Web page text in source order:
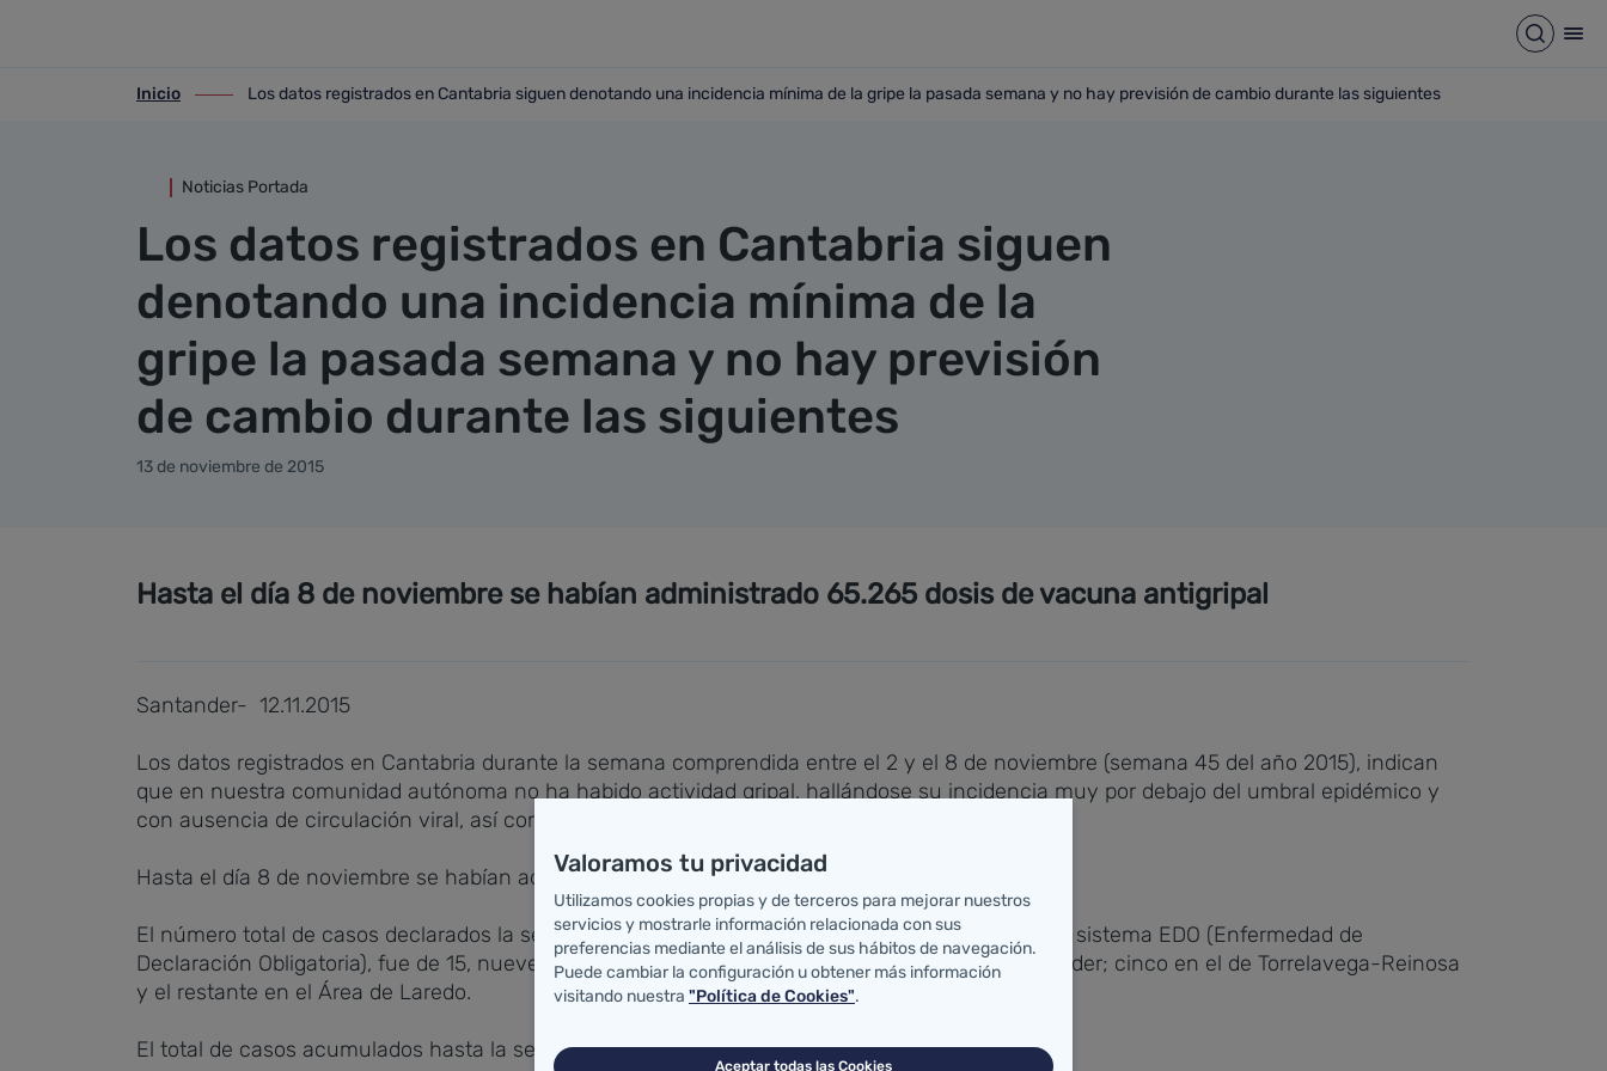
Abrir
ir-a inicio
Inicio
ir-a Los datos registrados en Cantabria siguen denotando una incidencia mínima de la gripe la pasada semana y no hay previsión de cambio durante las
Los datos registrados en Cantabria siguen denotando una incidencia mínima de la gripe la pasada semana y no hay previsión de cambio durante las siguientes
Noticias Portada
Los datos registrados en Cantabria siguen
denotando una incidencia mínima de la
gripe la pasada semana y no hay previsión
de cambio durante las siguientes
13 de noviembre de 2015
Hasta el día 8 de noviembre se habían administrado 65.265 dosis de vacuna antigripal
Santander- 12.11.2015
Los datos registrados en Cantabria durante la semana comprendida entre el 2 y el 8 de noviembre (semana 45 del año 2015), indican
que en nuestra comunidad autónoma no ha habido actividad gripal, hallándose su incidencia muy por debajo del umbral epidémico y
con ausencia de circulación viral, así como de brotes o casos graves.
Hasta el día 8 de noviembre se habían administrado 65.265 dosis de vacuna antigripal.
El número total de casos declarados la semana pasada en nuestra comunidad autónoma por el sistema EDO (Enfermedad de
Declaración Obligatoria), fue de 15, nueve de los cuales se dieron en el Área de Salud de Santander; cinco en el de Torrelavega-Reinosa
y el restante en el Área de Laredo.
El total de casos acumulados hasta la semana 45 por el sistema EDO es de 116.
Valoramos tu privacidad
Utilizamos cookies propias y de terceros para mejorar nuestros
servicios y mostrarle información relacionada con sus
preferencias mediante el análisis de sus hábitos de navegación.
Puede cambiar la configuración u obtener más información
visitando nuestra "Política de Cookies".
Aceptar todas las Cookies